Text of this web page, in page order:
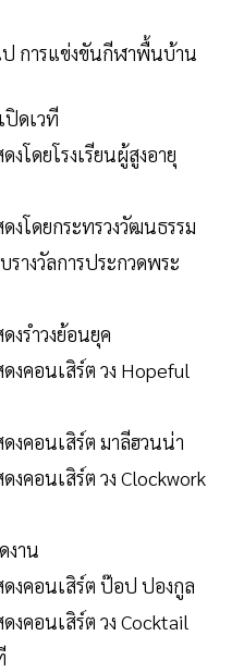
ป การแข่งขันกีฬาพื้นบ้าน
ดเวที
โดยโรงเรียนผู้สูงอายุ
โดยกระทรวงวัฒนธรรม
างวัลการประกวดพระ
งรำวงย้อนยุค
งคอนเสิร์ต วง Hopeful
งคอนเสิร์ต มาลีฮวนน่า
คอนเสิร์ต วง Clockwork
งาน
งคอนเสิร์ต ป๊อป ปองกูล
คอนเสิร์ต วง Cocktail